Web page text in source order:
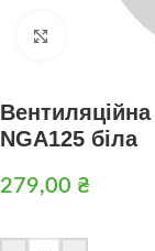
Натисніть,
NGA125 біла
279,00 ₴